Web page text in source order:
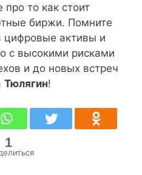
про то как стоит
биржи. Помните
цифровые активы и
с высокими рисками
и до новых встреч
Тюлягин!
1